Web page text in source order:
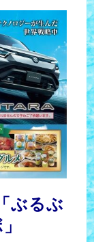
「ぶるぶ